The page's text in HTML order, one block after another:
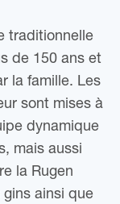
traditionnelle
de 150 ans et
la famille. Les
sont mises à
dynamique
mais aussi
la Rugen
ainsi que